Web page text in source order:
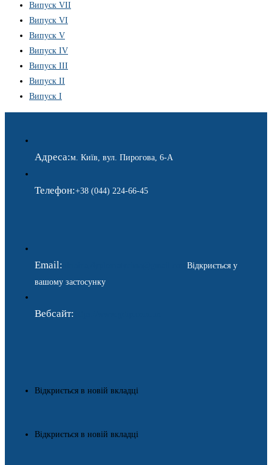
Випуск VII
Випуск VI
Випуск V
Випуск IV
Випуск III
Випуск II
Випуск I
Адреса:м. Київ, вул. Пирогова, 6-А
Телефон:+38 (044) 224-66-45
Email:
Відкриється у
вашому застосунку
Вебсайт:
Відкриється в новій вкладці
Відкриється в новій вкладці